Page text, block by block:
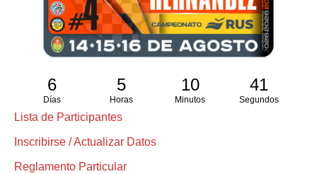
6
Días
5
Horas
10
Minutos
40
Segundos
Lista de Participantes
Inscribirse / Actualizar Datos
Reglamento Particular